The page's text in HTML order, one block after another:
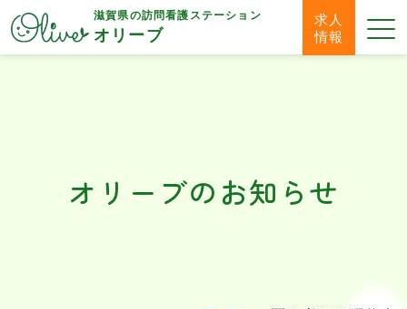
滋賀県の訪問看護ステーション
オリーブ
求人
情報
オリーブのお知らせ